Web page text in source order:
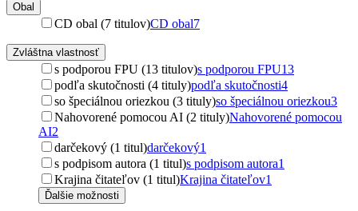
Obal
CD obal (7 titulov)CD obal7
Zvláštna vlastnosť
s podporou FPU (13 titulov)s podporou FPU13
podľa skutočnosti (4 tituly)podľa skutočnosti4
so špeciálnou oriezkou (3 tituly)so špeciálnou oriezkou3
Nahovorené pomocou AI (2 tituly)Nahovorené pomocou
AI2
darčekový (1 titul)darčekový1
s podpisom autora (1 titul)s podpisom autora1
Krajina čitateľov (1 titul)Krajina čitateľov1
Ďalšie možnosti